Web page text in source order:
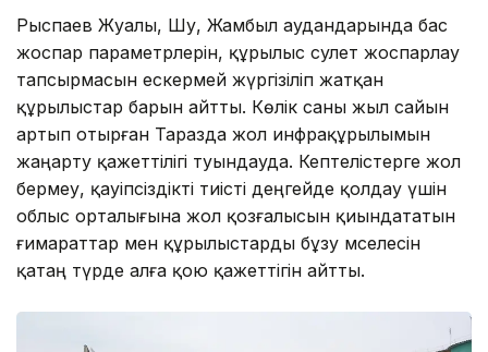
Рыспаев Жуалы, Шу, Жамбыл аудандарында бас
жоспар параметрлерін, құрылыс сәулет жоспарлау
тапсырмасын ескермей жүргізіліп жатқан
құрылыстар барын айтты. Көлік саны жыл сайын
артып отырған Таразда жол инфрақұрылымын
жаңарту қажеттілігі туындауда. Кептелістерге жол
бермеу, қауіпсіздікті тиісті деңгейде қолдау үшін
облыс орталығына жол қозғалысын қиындататын
ғимараттар мен құрылыстарды бұзу мәселесін
қатаң түрде алға қою қажеттігін айтты.